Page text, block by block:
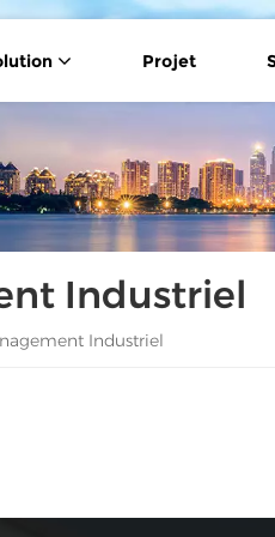
Projet
Industriel
Industriel